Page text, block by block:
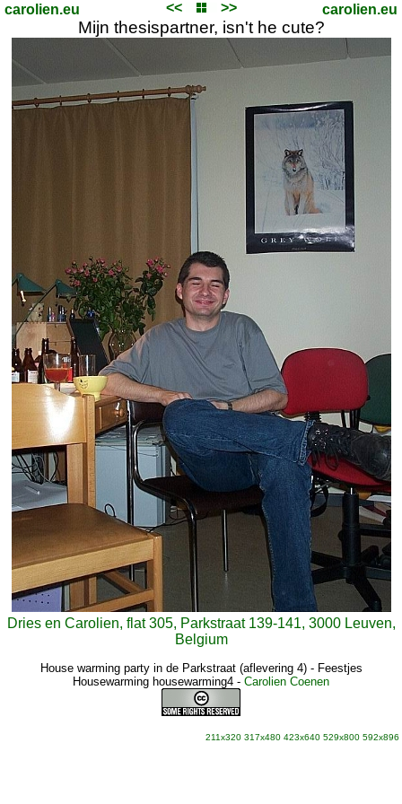
carolien.eu << >> carolien.eu
Mijn thesispartner, isn't he cute?
Dries en Carolien, flat 305, Parkstraat 139-141, 3000 Leuven,
Belgium
House warming party in de Parkstraat (aflevering 4) - Feestjes
Housewarming housewarming4 - Carolien Coenen
211x320 317x480 423x640 529x800 592x896